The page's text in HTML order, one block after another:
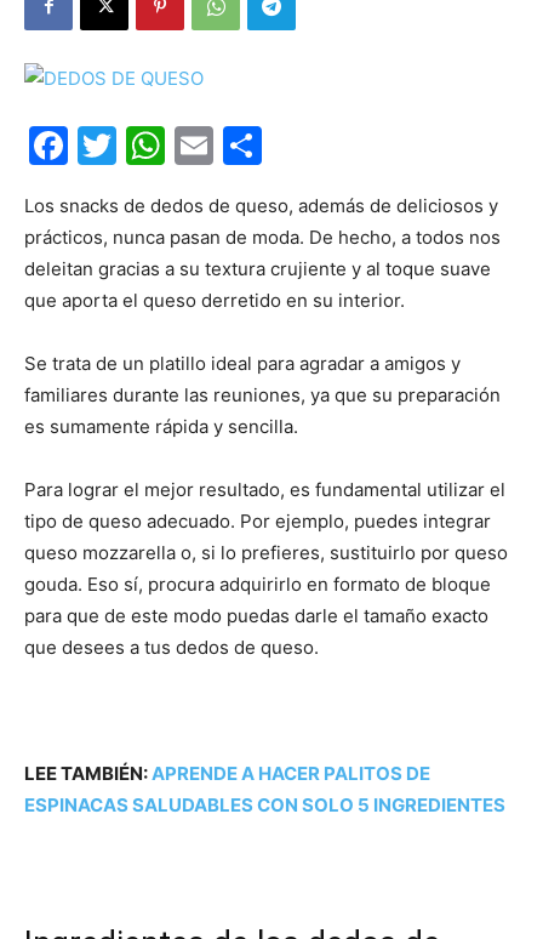
Facebook
Twitter
WhatsApp
Email
Los snacks de dedos de queso, además de deliciosos y
prácticos, nunca pasan de moda. De hecho, a todos nos
deleitan gracias a su textura crujiente y al toque suave
que aporta el queso derretido en su interior.
Se trata de un platillo ideal para agradar a amigos y
familiares durante las reuniones, ya que su preparación
es sumamente rápida y sencilla.
Para lograr el mejor resultado, es fundamental utilizar el
tipo de queso adecuado. Por ejemplo, puedes integrar
queso mozzarella o, si lo prefieres, sustituirlo por queso
gouda. Eso sí, procura adquirirlo en formato de bloque
para que de este modo puedas darle el tamaño exacto
que desees a tus dedos de queso.
LEE TAMBIÉN:APRENDE A HACER PALITOS DE
ESPINACAS SALUDABLES CON SOLO 5 INGREDIENTES